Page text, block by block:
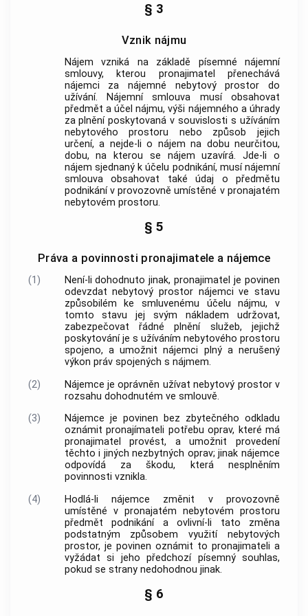
§ 3
Vznik nájmu
Nájem vzniká na základě písemné nájemní
smlouvy, kterou pronajimatel přenechává
nájemci za nájemné nebytový prostor do
užívání. Nájemní smlouva musí obsahovat
předmět a účel nájmu, výši nájemného a úhrady
za plnění poskytovaná v souvislosti s užíváním
nebytového prostoru nebo způsob jejich
určení, a nejde-li o nájem na dobu neurčitou,
dobu, na kterou se nájem uzavírá. Jde-li o
nájem sjednaný k účelu podnikání, musí nájemní
smlouva obsahovat také údaj o předmětu
podnikání v provozovně umístěné v pronajatém
nebytovém prostoru.
§ 5
Práva a povinnosti pronajimatele a nájemce
(1)
Není-li dohodnuto jinak, pronajimatel je povinen
odevzdat nebytový prostor nájemci ve stavu
způsobilém ke smluvenému účelu nájmu, v
tomto stavu jej svým nákladem udržovat,
zabezpečovat řádné plnění služeb, jejichž
poskytování je s užíváním nebytového prostoru
spojeno, a umožnit nájemci plný a nerušený
výkon práv spojených s nájmem.
(2)
Nájemce je oprávněn užívat nebytový prostor v
rozsahu dohodnutém ve smlouvě.
(3)
Nájemce je povinen bez zbytečného odkladu
oznámit pronajímateli potřebu oprav, které má
pronajimatel provést, a umožnit provedení
těchto i jiných nezbytných oprav; jinak nájemce
odpovídá za škodu, která nesplněním
povinnosti vznikla.
(4)
Hodlá-li nájemce změnit v provozovně
umístěné v pronajatém nebytovém prostoru
předmět podnikání a ovlivní-li tato změna
podstatným způsobem využití nebytových
prostor, je povinen oznámit to pronajimateli a
vyžádat si jeho předchozí písemný souhlas,
pokud se strany nedohodnou jinak.
§ 6